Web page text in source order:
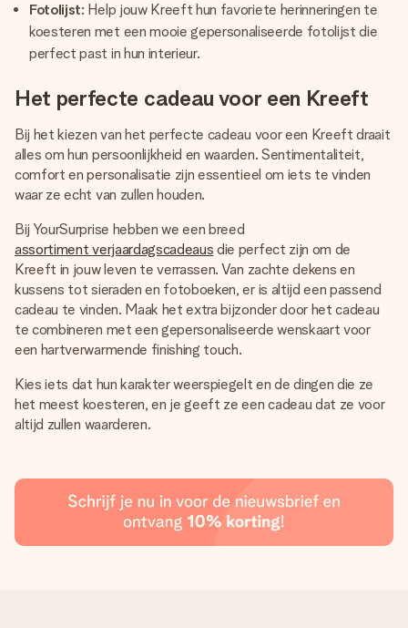
Fotolijst: Help jouw Kreeft hun favoriete herinneringen te
koesteren met een mooie gepersonaliseerde fotolijst die
perfect past in hun interieur.
Het perfecte cadeau voor een Kreeft
Bij het kiezen van het perfecte cadeau voor een Kreeft draait
alles om hun persoonlijkheid en waarden. Sentimentaliteit,
comfort en personalisatie zijn essentieel om iets te vinden
waar ze echt van zullen houden.
Bij YourSurprise hebben we een breed
assortiment verjaardagscadeaus die perfect zijn om de
Kreeft in jouw leven te verrassen. Van zachte dekens en
kussens tot sieraden en fotoboeken, er is altijd een passend
cadeau te vinden. Maak het extra bijzonder door het cadeau
te combineren met een gepersonaliseerde wenskaart voor
een hartverwarmende finishing touch.
Kies iets dat hun karakter weerspiegelt en de dingen die ze
het meest koesteren, en je geeft ze een cadeau dat ze voor
altijd zullen waarderen.